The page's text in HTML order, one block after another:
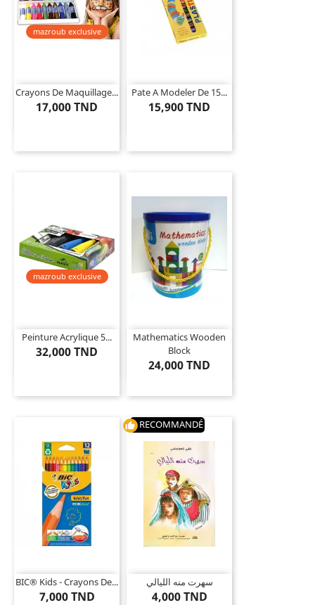
Crayons De Maquillage...
17,000 TND
mazroub exclusive
Pate A Modeler De 15...
15,900 TND
Peinture Acrylique 5...
32,000 TND
mazroub exclusive
Mathematics Wooden
Block
24,000 TND
BIC® Kids - Crayons De...
7,000 TND
thumb_up RECOMMANDÉ
سهرت منه الليالي
4,000 TND